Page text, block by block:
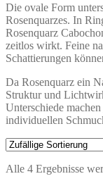
Die ovale Form
Rosenquarzes. In
Rosenquarz
zeitlos wirkt. Feine
Schattierungen
Da Rosenquarz ein
Struktur und
Unterschiede
individuellen
Alle 4 Ergebnisse